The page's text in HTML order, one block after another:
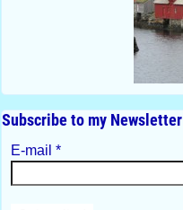
Subscribe to my Newsletter
E-mail *